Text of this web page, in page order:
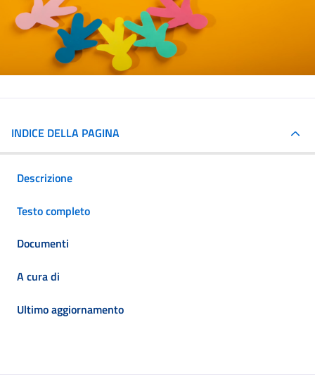
INDICE DELLA PAGINA
Descrizione
Testo completo
Documenti
A cura di
Ultimo aggiornamento